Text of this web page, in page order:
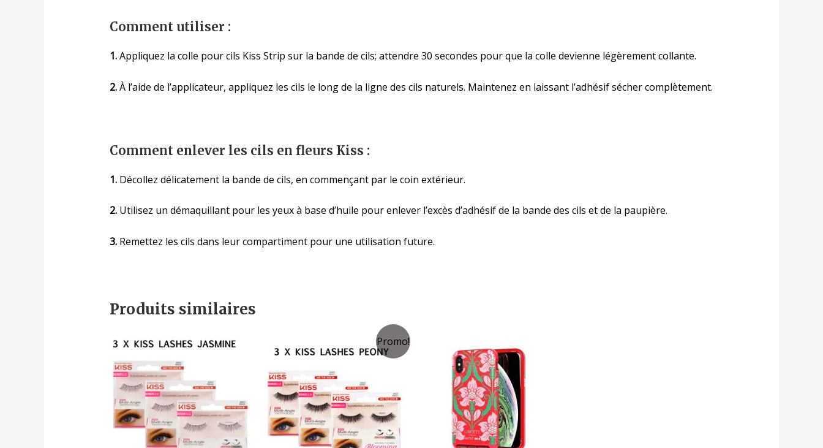
Comment utiliser :
1.Appliquez la colle pour cils Kiss Strip sur la bande de cils; attendre 30 secondes pour que la colle devienne légèrement collante.
2.À l’aide de l’applicateur, appliquez les cils le long de la ligne des cils naturels. Maintenez en laissant l’adhésif sécher complètement.
Comment enlever les cils en fleurs Kiss :
1.Décollez délicatement la bande de cils, en commençant par le coin extérieur.
2.Utilisez un démaquillant pour les yeux à base d’huile pour enlever l’excès d’adhésif de la bande des cils et de la paupière.
3.Remettez les cils dans leur compartiment pour une utilisation future.
Produits similaires
Promo!